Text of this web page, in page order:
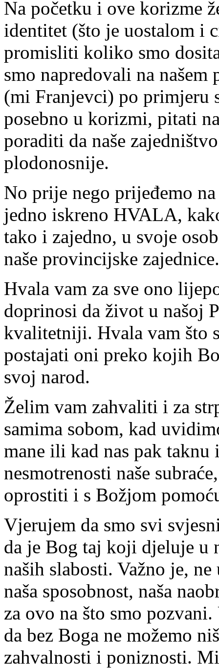
Na početku i ove korizme
identitet (što je uostalom i
promisliti koliko smo
smo napredovali na
(mi Franjevci) po primjeru
posebno u korizmi, pitati
poraditi da naše
plodonosnije.
No prije nego prijeđemo
jedno iskreno HVALA,
tako i zajedno, u svoje
naše provincijske zajednice.
Hvala vam za sve ono
doprinosi da život u našoj
kvalitetniji. Hvala vam što
postajati oni preko kojih
svoj narod.
Želim vam zahvaliti i za
samima sobom, kad
mane ili kad nas pak
nesmotrenosti naše
oprostiti i s Božjom
Vjerujem da smo svi
da je Bog taj koji djeluje u
naših slabosti. Važno je,
naša sposobnost, naša
za ovo na što smo
da bez Boga ne možemo
zahvalnosti i poniznosti.